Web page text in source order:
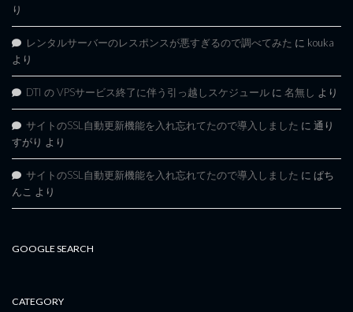
り
レンタルサーバーのレスポンスが悪すぎるので調べてみた に kouka
より
DTI の VPSサービス終了に伴う引っ越しスケジュール に 名無し より
サイトのSSL自動更新機能を入れ忘れてたので導入しました に 通り
すがり より
サイトのSSL自動更新機能を入れ忘れてたので導入しました に ぱち
んこ より
GOOGLE SEARCH
CATEGORY